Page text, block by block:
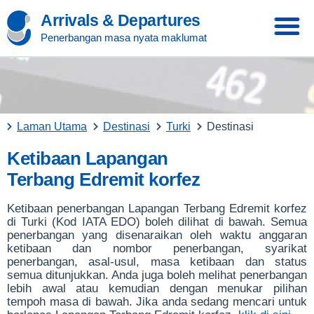
Arrivals & Departures
Penerbangan masa nyata maklumat
Laman Utama Destinasi Turki Destinasi
Ketibaan Lapangan
Terbang Edremit korfez
Ketibaan penerbangan Lapangan Terbang Edremit korfez
di Turki (Kod IATA EDO) boleh dilihat di bawah. Semua
penerbangan yang disenaraikan oleh waktu anggaran
ketibaan dan nombor penerbangan, syarikat
penerbangan, asal-usul, masa ketibaan dan status
semua ditunjukkan. Anda juga boleh melihat penerbangan
lebih awal atau kemudian dengan menukar pilihan
tempoh masa di bawah. Jika anda sedang mencari untuk